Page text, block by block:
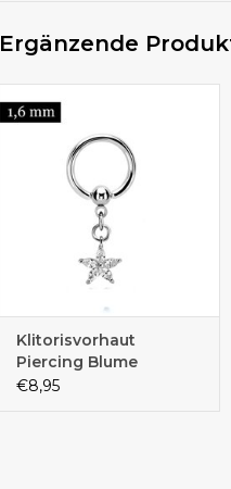
Ergänzende
Klitorisvorhaut
Piercing Blume
€8,95